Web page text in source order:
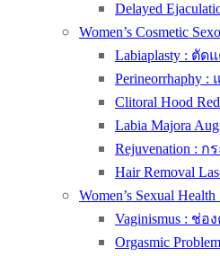
Delayed
Women’s Cosmetic
Labiaplasty : ตั
Perineorrhaphy
Clitoral Hood
Labia Majora
Rejuvenation :
Hair Removal
Women’s Sexual
Vaginismus : ช่อ
Orgasmic